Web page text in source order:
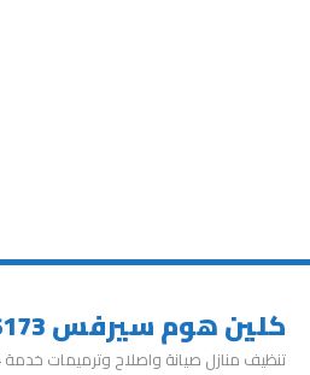
كلين هوم سيرفس 0543626173
تنظيف منازل صيانة واصلاح وترميمات خدمة 24 ساعة عمالة مميزة